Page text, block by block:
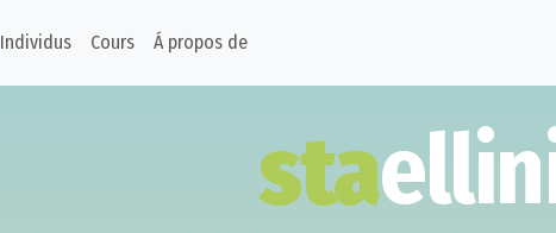
Individus Cours Á propos de
sta